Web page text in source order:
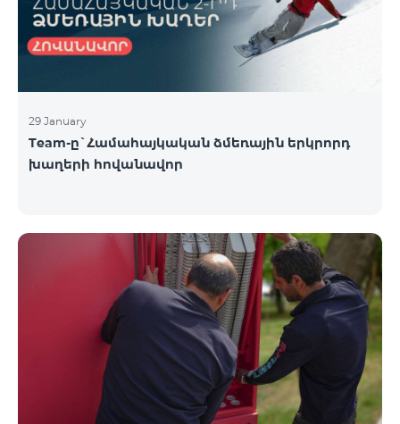
29 January
Team-ը`Համահայկական ձմեռային երկրորդ
խաղերի հովանավոր